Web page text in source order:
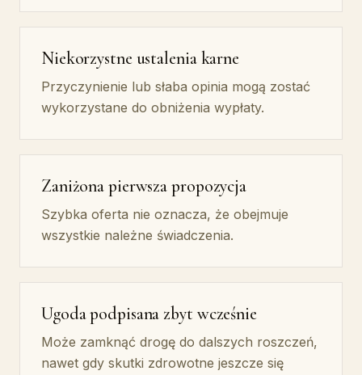
Niekorzystne ustalenia karne
Przyczynienie lub słaba opinia mogą zostać
wykorzystane do obniżenia wypłaty.
Zaniżona pierwsza propozycja
Szybka oferta nie oznacza, że obejmuje
wszystkie należne świadczenia.
Ugoda podpisana zbyt wcześnie
Może zamknąć drogę do dalszych roszczeń,
nawet gdy skutki zdrowotne jeszcze się